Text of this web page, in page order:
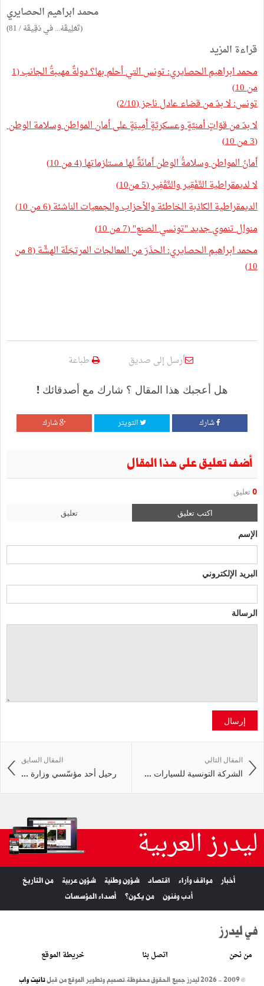
محمد ابراهيم الحصايري
(تَعْلِيقَهْ... في دَقِيقَهْ / 81)
قراءة المزيد
محمد ابراهيم الحصايري: تونس التي أحلم بها؟ دولةٌ مهيبةُ الجانب (1
من 10)
تونس: لا بدّ من قضاء عادل ناجز (2/10)
لا بدّ من قوّاتٍ أمنيَّةٍ وعسكريَّةٍ أَمِينَةٍ على أمان المواطن وسلامة الوطن
(3 من 10)
أمانُ المواطن وسلامةُ الوطن أمانَةٌ لها مستلزماتها (4 من 10)
لا لديمقراطية التَّفْقِير والتَّقْفِير (5 من10)
الديمقراطية الكاذبة الخاطئة والأحزاب والجمعيات الناشئة (6 من 10)
منوال تنموي جديد "تونسي الصنع" (7 من 10)
محمد ابراهيم الحصايري: الحذَرَ من المعالجات المرتجَلَة الهشَّة (8 من
10)
أرسل إلى صديق طباعة
هل أعجبك هذا المقال ؟ شارك مع أصدقائك !
شارك التويتر شارك
أضف تعليق على هذا المقال
0 تعليق
اكتب تعليق تعليق
الإسم
البريد الإلكتروني
الرسالة
إرسال
المقال السابق
رحيل أحد مؤسّسي وزارة ...
المقال التالي
الشركة التونسية للسيارات ...
ليدرز العربية
أخبار مواقف وآراء اقتصاد شؤون وطنية شؤون عربية
من التاريخ
أدب وفنون
من يكون؟ أصداء المؤسسات
في ليدرز
من نحن اتصل بنا خريطة الموقع
© 2009 - 2026 ليدرز جميع الحقوق محفوظة. تصميم وتطوير الموقع من قبلتانيت واب